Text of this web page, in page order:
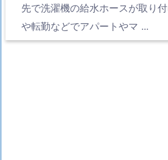
先で洗濯機の給水ホースが取り
や転勤などでアパートやマ ...